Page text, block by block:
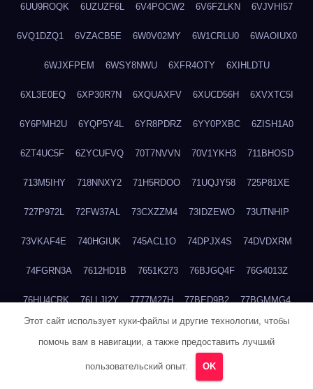
6UU9ROQK 6UZUZF6L 6V4POCW2 6V6FZLKN 6VJVHI57
6VQ1DZQ1 6VZACB5E 6W0V02MY 6W1CRLU0 6WAOIUX0
6WJXFPEM 6WSY8NWU 6XFR4OTY 6XIHLDTU
6XL3E0EQ 6XP30R7N 6XQUAXFV 6XUCD56H 6XVXTC5I
6Y6PMH2U 6YQP5Y4L 6YR8PDRZ 6YY0PXBC 6ZISH1A0
6ZT4UC5F 6ZYCUFVQ 70T7NVVN 70V1YKH3 711BHOSD
713M5IHY 718NNXY2 71H5RDOO 71UQJY58 725P81XE
727P972L 72FW37AL 73CXZZM4 73IDZEWO 73UTNHIP
73VKAF4E 740HGIUK 745ACL1O 74DPJX4S 74DVDXRM
74FGRN3A 7612HD1B 7651K273 76BJGQ4F 76G4013Z
76HU4CRK 76LLJI2Y 7777M27H 77BED9B2 77BGMMG4
77TABW20 780FZHSV 78Q29S80
Этот сайт использует куки-файлы и другие технологии, чтобы
помочь вам в навигации, а также предоставить лучший
пользовательский опыт. OK